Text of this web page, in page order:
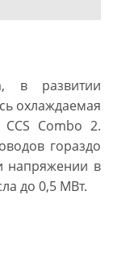
в развитии
охлаждаемая
Combo 2.
гораздо
напряжении в
до 0,5 МВт.